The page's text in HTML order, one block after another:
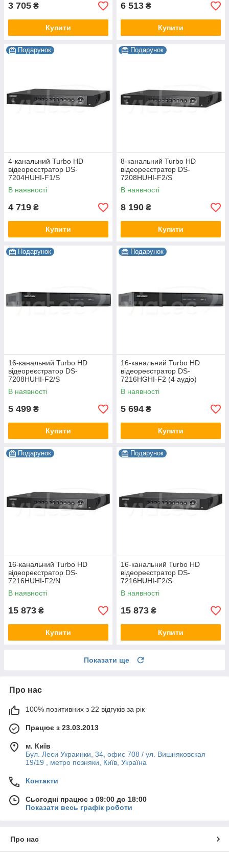
3 705 ₴
Купити
6 513 ₴
Купити
Подарунок
4-канальний Turbo HD
відеореєстратор DS-
7204HUHI-F1/S
В наявності
4 719 ₴
Купити
Подарунок
8-канальний Turbo HD
відеореєстратор DS-
7208HUHI-F2/S
В наявності
8 190 ₴
Купити
Подарунок
16-канальний Turbo HD
відеореєстратор DS-
7208HUHI-F2/S
В наявності
5 499 ₴
Купити
Подарунок
16-канальний Turbo HD
відеореєстратор DS-
7216HGHI-F2 (4 аудіо)
В наявності
5 694 ₴
Купити
Подарунок
16-канальний Turbo HD
відеореєстратор DS-
7216HUHI-F2/N
В наявності
15 873 ₴
Купити
Подарунок
16-канальний Turbo HD
відеореєстратор DS-
7216HUHI-F2/S
В наявності
15 873 ₴
Купити
Показати ще
Про нас
100% позитивних з 22 відгуків за рік
Працює з 23.03.2013
м. Київ
Бул. Леси Украинки, 34, офис 708 / ул. Вишняковская
19/19 , метро позняки, Київ, Україна
Контакти
Сьогодні працює з 09:00 до 18:00
Показати весь графік роботи
Про нас